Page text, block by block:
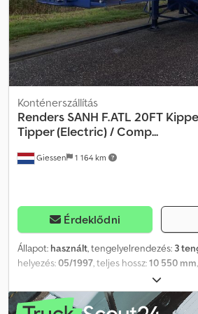
Giessen 1 164 km
Konténerszállítás
Renders SANH F.ATL 20FT
Tipper (Electric) / Comp...
Érdeklődni
Állapot: használt, tengelyelrendezés: 3
helyezés:05/1997, teljes hossz:10 550 mm
, abroncs méret:
állapota:30 százalék, tengelytáv:7 550
év:1997 , Felszereltség:ABS, = További